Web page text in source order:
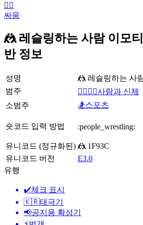
🤼‍♂️
싸움
🤼 레슬링하는 사람 이모
반 정보
성명
🤼 레슬링하는 사
범주
👩‍❤️‍💋‍👨사람과 신체
소범주
🏂스포츠
숏코드 입력 방법 :people_wrestling:
유니코드 (정규화된) 🤼 1F93C
유니코드 버전
E3.0
유행
✔️체크 표시
🇰🇷태극기
📢공지용 확성기